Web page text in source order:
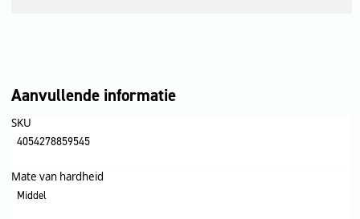
Aanvullende informatie
SKU
4054278859545
Mate van hardheid
Middel